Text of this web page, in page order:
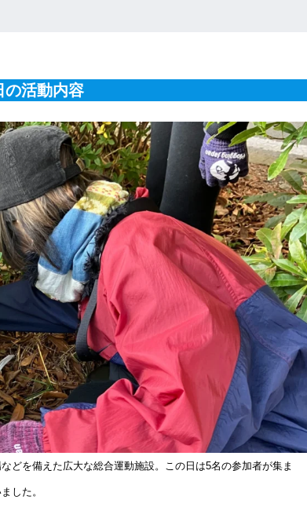
の活動内容
どを備えた広大な総合運動施設。この日は5名の参加者が集ま
した。